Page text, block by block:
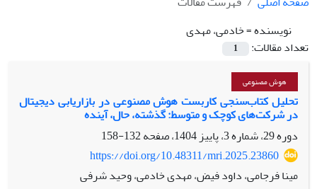
نویسنده =خادمی، مهدی
تعداد مقالات:
1
هوش مصنوعی
تحلیل کتاب‌سنجی کاربست هوش مصنوعی در بازاریابی دیجیتال
در شرکت‌های کوچک و متوسط: گذشته، حال، آینده
دوره 29، شماره 3، پاییز 1404، صفحه
132-158
https://doi.org/10.48311/mri.2025.23860
مینا فرجامی، داود فیض، مهدی خادمی، وحید شرفی